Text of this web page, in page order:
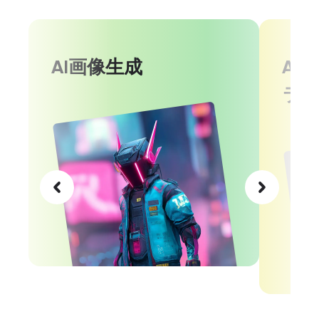
AI画像生成
AI
ラー